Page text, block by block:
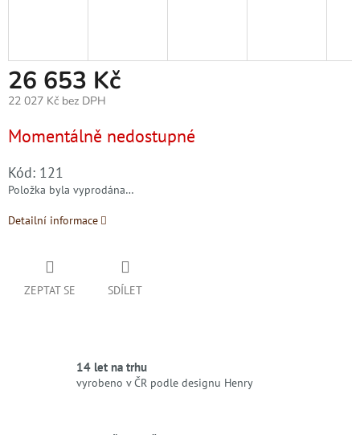
26 653 Kč
22 027 Kč bez DPH
cena:
Momentálně nedostupné
Kód: 121
Položka byla vyprodána…
Detailní informace
ZEPTAT SE SDÍLET
14 let na trhu
vyrobeno v ČR podle designu Henry